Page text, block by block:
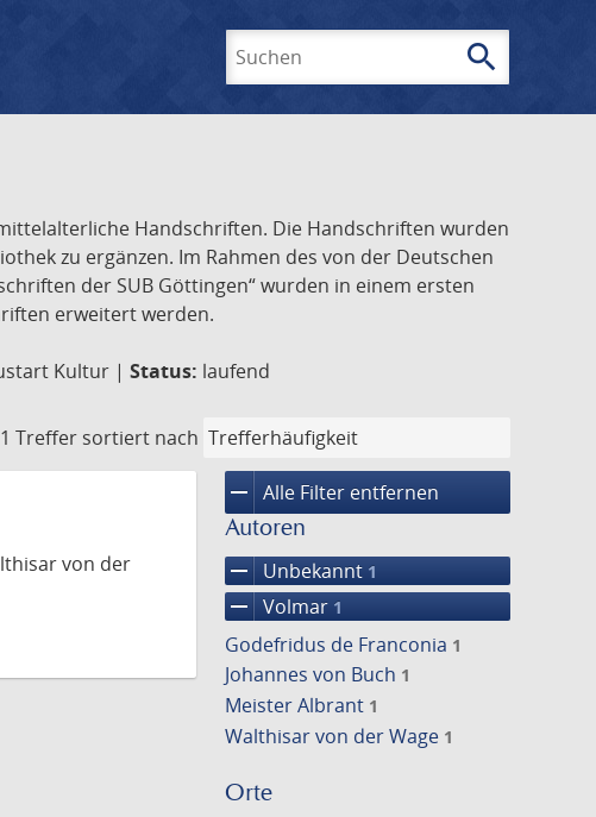
search
Handschriften. Die Handschriften wurden
zu ergänzen. Im Rahmen des von der Deutschen
der SUB Göttingen“ wurden in einem ersten
erweitert werden.
Kultur | Status: laufend
1 Treffer sortiert nach
remove Alle Filter entfernen
Autoren
remove Unbekannt 1
remove Volmar 1
Godefridus de Franconia 1
Johannes von Buch 1
Meister Albrant 1
Walthisar von der Wage 1
Orte
von der